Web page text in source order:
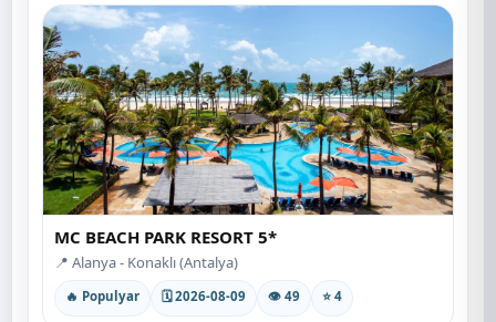
MC BEACH PARK RESORT 5*
📍 Alanya - Konaklı (Antalya)
🔥 Populyar 🗓 2026-08-09 👁 49 ⭐ 4